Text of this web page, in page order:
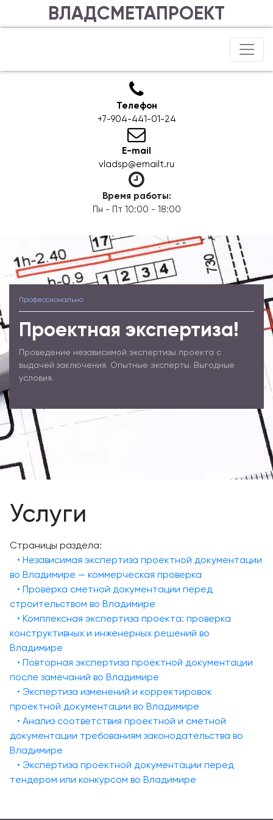
ВЛАДСМЕТАПРОЕКТ
Телефон
+7-904-441-01-24
E-mail
vladsp@emailt.ru
Время работы:
Пн - Пт 10:00 - 18:00
Профессионально
Проектная экспертиза!
Проведение независимой экспертизы проекта с
выдачей заключения. Опытные эксперты. Выгодные
условия.
Услуги
Страницы раздела:
• Независимая экспертиза проектной документации
во Владимире — коммерческая проверка
• Проверка сметной документации перед
строительством во Владимире
• Комплексная экспертиза проекта: проверка
конструктивных и инженерных решений во
Владимире
• Повторная экспертиза проектной документации
после замечаний во Владимире
• Экспертиза изменений и корректировок
проектной документации во Владимире
• Анализ соответствия проектной и сметной
документации требованиям законодательства во
Владимире
• Экспертиза проектной документации перед
тендером или конкурсом во Владимире